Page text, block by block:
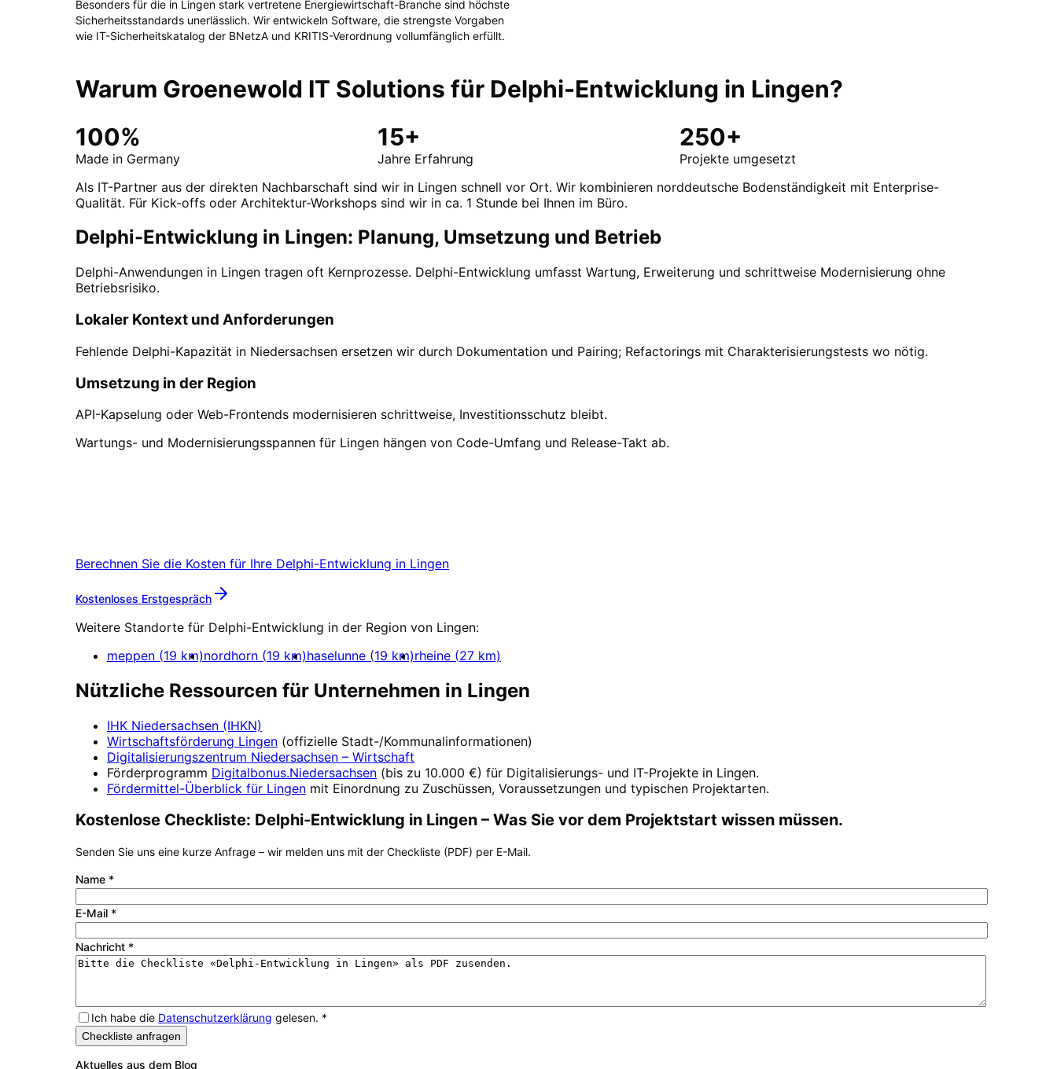
Besonders für die in Lingen stark vertretene Energiewirtschaft-Branche sind höchste
Sicherheitsstandards unerlässlich. Wir entwickeln Software, die strengste Vorgaben
wie IT-Sicherheitskatalog der BNetzA und KRITIS-Verordnung vollumfänglich erfüllt.
Warum Groenewold IT Solutions für Delphi-Entwicklung in Lingen?
100%
Made in Germany
15+
Jahre Erfahrung
250+
Projekte umgesetzt
Als IT-Partner aus der direkten Nachbarschaft sind wir in Lingen schnell vor Ort. Wir kombinieren norddeutsche Bodenständigkeit mit Enterprise-
Qualität. Für Kick-offs oder Architektur-Workshops sind wir in ca. 1 Stunde bei Ihnen im Büro.
Delphi-Entwicklung in Lingen: Planung, Umsetzung und Betrieb
Delphi-Anwendungen in Lingen tragen oft Kernprozesse. Delphi-Entwicklung umfasst Wartung, Erweiterung und schrittweise Modernisierung ohne
Betriebsrisiko.
Lokaler Kontext und Anforderungen
Fehlende Delphi-Kapazität in Niedersachsen ersetzen wir durch Dokumentation und Pairing; Refactorings mit Charakterisierungstests wo nötig.
Umsetzung in der Region
API-Kapselung oder Web-Frontends modernisieren schrittweise, Investitionsschutz bleibt.
Wartungs- und Modernisierungsspannen für Lingen hängen von Code-Umfang und Release-Takt ab.
Berechnen Sie die Kosten für Ihre Delphi-Entwicklung in Lingen
Kostenloses Erstgespräch
Weitere Standorte für Delphi-Entwicklung in der Region von Lingen:
meppen (19 km)nordhorn (19 km)haselunne (19 km)rheine (27 km)
Nützliche Ressourcen für Unternehmen in Lingen
IHK Niedersachsen (IHKN)
Wirtschaftsförderung Lingen (offizielle Stadt-/Kommunalinformationen)
Digitalisierungszentrum Niedersachsen – Wirtschaft
Förderprogramm Digitalbonus.Niedersachsen (bis zu 10.000 €) für Digitalisierungs- und IT-Projekte in Lingen.
Fördermittel-Überblick für Lingen mit Einordnung zu Zuschüssen, Voraussetzungen und typischen Projektarten.
Kostenlose Checkliste: Delphi-Entwicklung in Lingen – Was Sie vor dem Projektstart wissen müssen.
Senden Sie uns eine kurze Anfrage – wir melden uns mit der Checkliste (PDF) per E-Mail.
Name *
E-Mail *
Nachricht *
Ich habe die Datenschutzerklärung gelesen. *
Checkliste anfragen
Aktuelles aus dem Blog